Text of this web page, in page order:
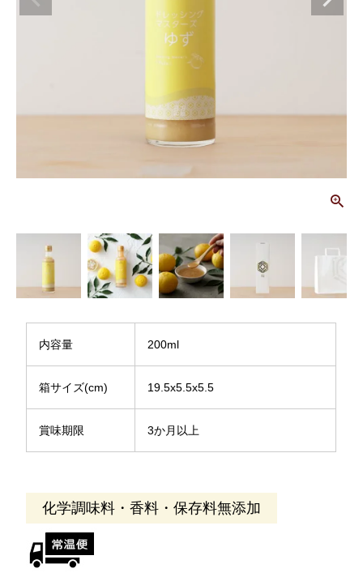
内容量 200ml
箱サイズ(cm) 19.5x5.5x5.5
賞味期限 3か月以上
化学調味料・香料・保存料無添加